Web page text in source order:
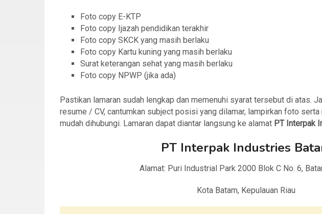
Foto copy E-KTP
Foto copy Ijazah pendidikan terakhir
Foto copy SKCK yang masih berlaku
Foto copy Kartu kuning yang masih berlaku
Surat keterangan sehat yang masih berlaku
Foto copy NPWP (jika ada)
Pastikan lamaran sudah lengkap dan memenuhi syarat tersebut di atas.
resume / CV, cantumkan subject posisi yang dilamar, lampirkan foto
mudah dihubungi. Lamaran dapat diantar langsung ke alamat PT Interpak
PT Interpak Industries
Alamat: Puri Industrial Park 2000 Blok C No. 6,
Kota Batam, Kepulauan Riau